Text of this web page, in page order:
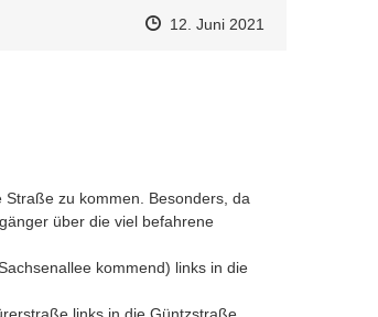
Zeitpunkt des Erstellens
Zeitpunkt des Erstellens
12. Juni 2021
zu kommen. Besonders, da
über die viel befahrene
kommend) links in die